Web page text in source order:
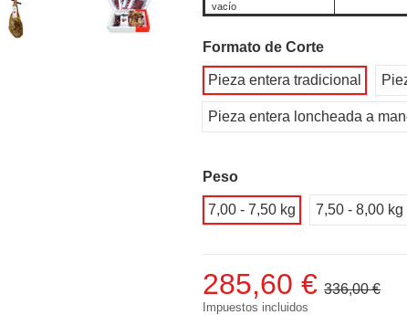
vacío
Formato de Corte
Pieza entera tradicional
Pieza entera loncheada a
Peso
7,00 - 7,50 kg 7,50 - 8,00 kg
285,60 € 336,00 €
Impuestos incluidos